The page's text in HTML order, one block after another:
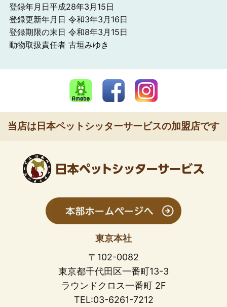
登録年月日平成28年3月15日
登録更新年月日 令和3年3月16日
登録期限の末日 令和8年3月15日
動物取扱責任者 古垣みゆき
当店は日本ペットシッターサービスの加盟店です
東京本社
〒102-0082
東京都千代田区一番町13-3
ラウンドクロス一番町 2F
TEL:03-6261-7212